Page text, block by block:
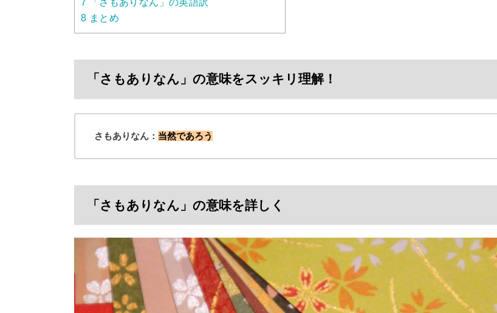
7
「さもありなん」の英語訳
8 まとめ
「さもありなん」の意味をスッキリ理解！
さもありなん： 当然であろう
「さもありなん」の意味を詳しく